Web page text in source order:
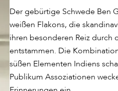
Der gebürtige Schwede Ben
weißen Flakons, die
ihren besonderen Reiz durch
entstammen. Die
süßen Elementen Indiens
Publikum Assoziationen